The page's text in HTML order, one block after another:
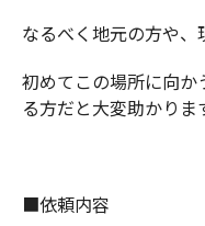
なるべく地元の方や
初めてこの場所に向
る方だと大変助かりま
■依頼内容